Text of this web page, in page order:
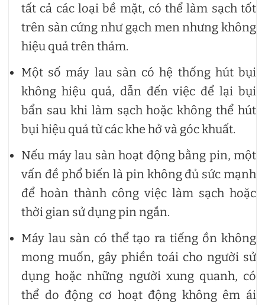
tất cả các loại bề mặt, có thể làm sạch tốt
trên sàn cứng như gạch men nhưng không
hiệu quả trên thảm.
Một số máy lau sàn có hệ thống hút bụi
không hiệu quả, dẫn đến việc để lại bụi
bẩn sau khi làm sạch hoặc không thể hút
bụi hiệu quả từ các khe hở và góc khuất.
Nếu máy lau sàn hoạt động bằng pin, một
vấn đề phổ biến là pin không đủ sức mạnh
để hoàn thành công việc làm sạch hoặc
thời gian sử dụng pin ngắn.
Máy lau sàn có thể tạo ra tiếng ồn không
mong muốn, gây phiền toái cho người sử
dụng hoặc những người xung quanh, có
thể do động cơ hoạt động không êm ái